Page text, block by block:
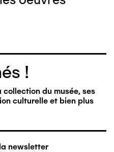
!
du musée, ses
culturelle et bien plus
newsletter